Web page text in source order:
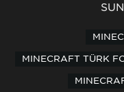
MINECRAFT TÜRK